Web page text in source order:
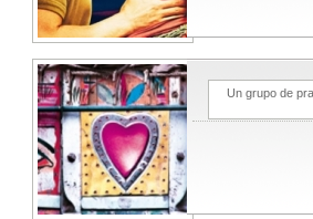
Un grupo de